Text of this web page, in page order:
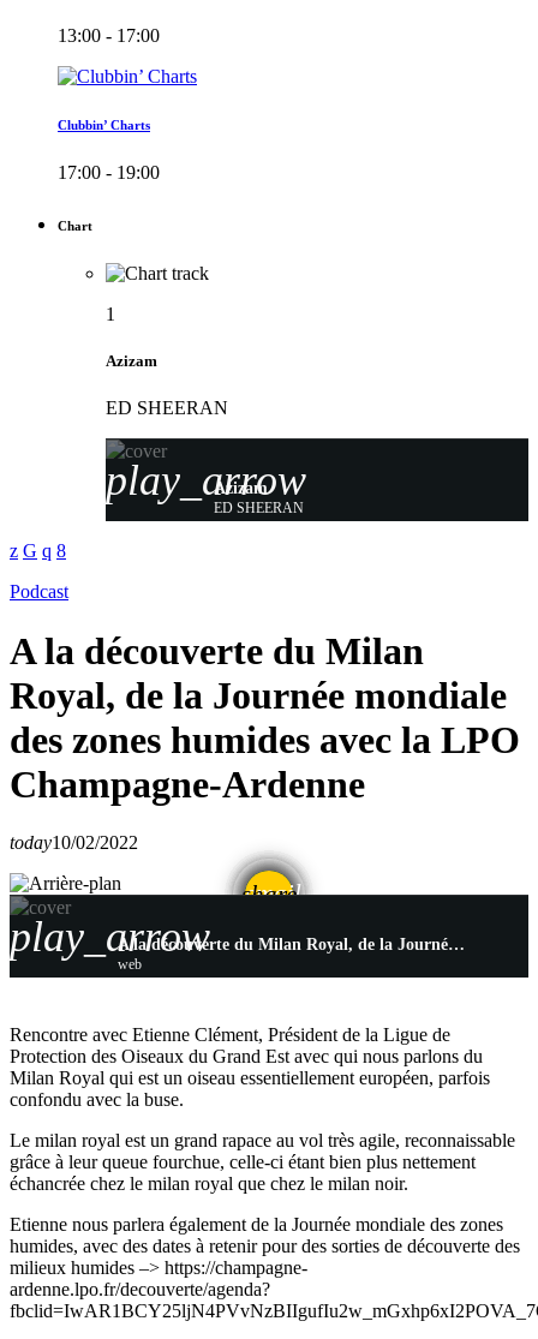
13:00 - 17:00
Clubbin’ Charts
17:00 - 19:00
Chart
1
Azizam
ED SHEERAN
play_arrow
Azizam
ED SHEERAN
Podcast
A la découverte du Milan
Royal, de la Journée mondiale
des zones humides avec la LPO
Champagne-Ardenne
today10/02/2022
share
email
play_arrow A la découverte du Milan Royal, de la Journée mondiale des zones humides avec la LPO Champagne-Ardenne
web
Rencontre avec Etienne Clément, Président de la Ligue de
Protection des Oiseaux du Grand Est avec qui nous parlons du
Milan Royal qui est un oiseau essentiellement européen, parfois
confondu avec la buse.
Le milan royal est un grand rapace au vol très agile, reconnaissable
grâce à leur queue fourchue, celle-ci étant bien plus nettement
échancrée chez le milan royal que chez le milan noir.
Etienne nous parlera également de la Journée mondiale des zones
humides, avec des dates à retenir pour des sorties de découverte des
milieux humides –> https://champagne-
ardenne.lpo.fr/decouverte/agenda?